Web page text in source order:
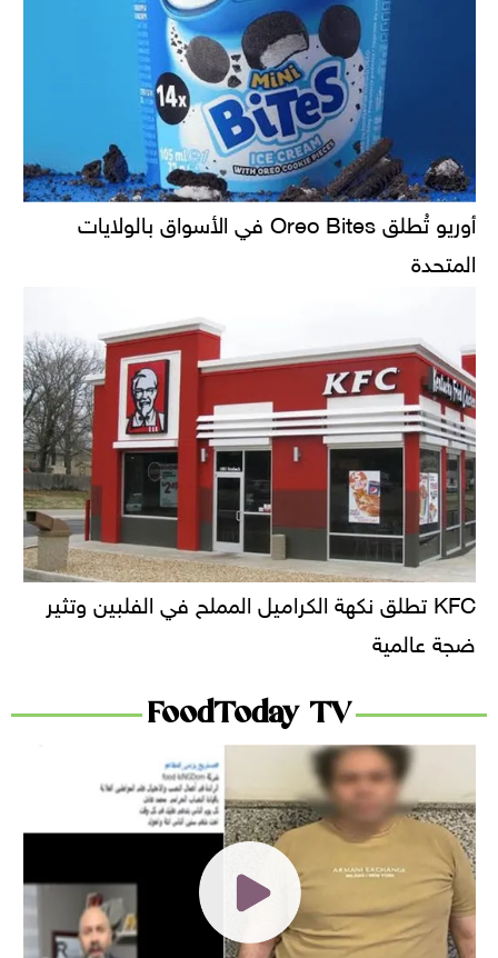
أوريو تُطلق Oreo Bites في الأسواق بالولايات
المتحدة
KFC تطلق نكهة الكراميل المملح في الفلبين وتثير
ضجة عالمية
FoodToday TV